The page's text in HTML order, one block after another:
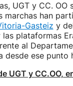
UGT y CC.
marchas han
Gasteiz y
las plataformas
al
desde ese punto
UGT y CC.OO,